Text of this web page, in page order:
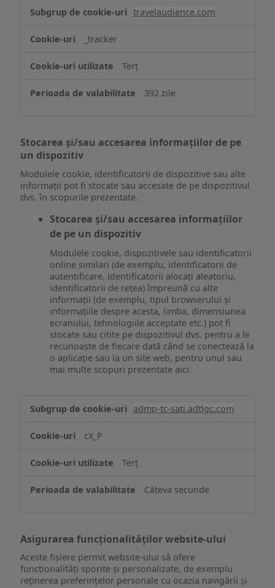
travelaudience.com
_tracker
Terț
392 zile
Stocarea și/sau accesarea informațiilor de pe
un dispozitiv
Modulele cookie, identificatorii de dispozitive sau alte
informații pot fi stocate sau accesate de pe dispozitivul
dvs. în scopurile prezentate.
Stocarea și/sau accesarea informațiilor
de pe un dispozitiv
Modulele cookie, dispozitivele sau identificatorii
online similari (de exemplu, identificatorii de
autentificare, identificatorii alocați aleatoriu,
identificatorii de rețea) împreună cu alte
informații (de exemplu, tipul browserului și
informațiile despre acesta, limba, dimensiunea
ecranului, tehnologiile acceptate etc.) pot fi
stocate sau citite pe dispozitivul dvs. pentru a le
recunoaște de fiecare dată când se conectează la
o aplicație sau la un site web, pentru unul sau
mai multe scopuri prezentate aici.
și/sau
informațiilor
pe
dispozitiv
admp-tc-sati.adtlgc.com
cX_P
Terț
Câteva secunde
Asigurarea funcționalităților website-ului
Aceste fișiere permit website-ului să ofere
funcționalități sporite și personalizate, de exemplu
reţinerea preferinţelor personale cu ocazia navigării și